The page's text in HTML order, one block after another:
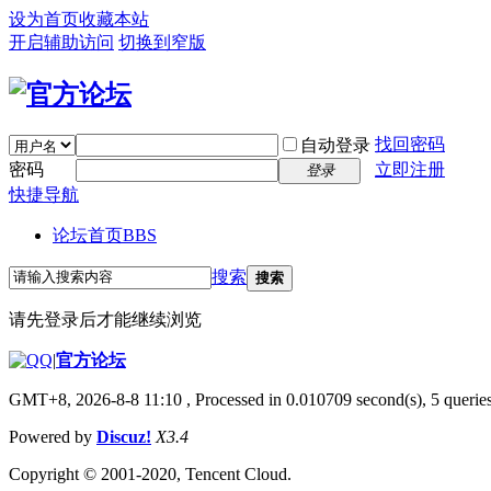
设为首页收藏本站
开启辅助访问 切换到窄版
自动登录 找回密码
密码
登录
立即注册
快捷导航
论坛首页BBS
搜索 搜索
请先登录后才能继续浏览
|官方论坛
GMT+8, 2026-8-8 11:10 , Processed in 0.010709 second(s), 5
Powered by Discuz! X3.4
Copyright © 2001-2020, Tencent Cloud.